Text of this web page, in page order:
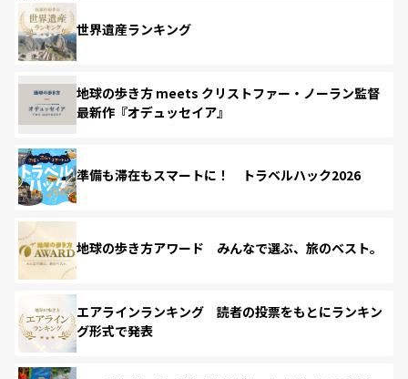
世界遺産ランキング
地球の歩き方 meets クリストファー・ノーラン監督
最新作『オデュッセイア』
準備も滞在もスマートに！ トラベルハック2026
地球の歩き方アワード みんなで選ぶ、旅のベスト。
エアラインランキング 読者の投票をもとにランキン
グ形式で発表